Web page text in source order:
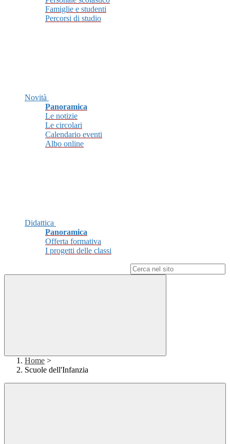
Famiglie e studenti
Percorsi di studio
Novità
Panoramica
Le notizie
Le circolari
Calendario eventi
Albo online
Didattica
Panoramica
Offerta formativa
I progetti delle classi
Home >
Scuole dell'Infanzia